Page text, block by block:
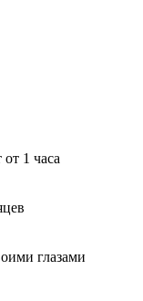
1 часа
глазами